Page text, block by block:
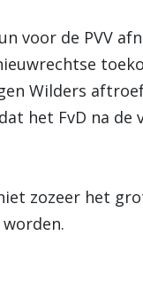
voor de PVV
Wilders
het FvD na de
zozeer het